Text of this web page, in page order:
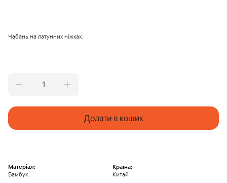
Чабань на латунних ніжках.
ніжках
quantity
Додати в кошик
Матеріал:
Бамбук
Країна:
Китай